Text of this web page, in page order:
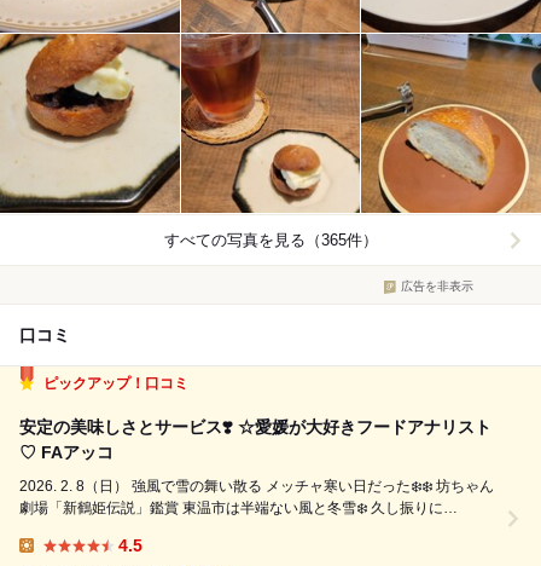
すべての写真を見る（365件）
広告を非表示
口コミ
ピックアップ！口コミ
安定の美味しさとサービス❣️ ☆愛媛が大好きフードアナリスト
♡ FAアッコ
2026. 2. 8（日） 強風で雪の舞い散る メッチャ寒い日だった❄️❄️ 坊ちゃん
劇場「新鶴姫伝説」鑑賞 東温市は半端ない風と冬雪❄️ 久し振りに
4.5